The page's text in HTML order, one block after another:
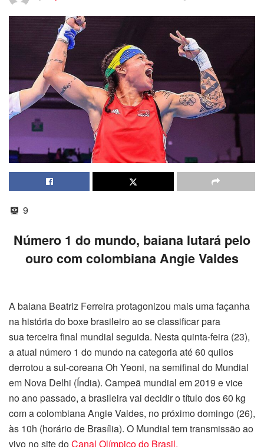
9
Número 1 do mundo, baiana lutará pelo
ouro com colombiana Angie Valdes
A baiana Beatriz Ferreira protagonizou mais uma façanha
na história do boxe brasileiro ao se classificar para
sua terceira final mundial seguida. Nesta quinta-feira (23),
a atual número 1 do mundo na categoria até 60 quilos
derrotou a sul-coreana Oh Yeoni, na semifinal do Mundial
em Nova Delhi (Índia). Campeã mundial em 2019 e vice
no ano passado, a brasileira vai decidir o título dos 60 kg
com a colombiana Angie Valdes, no próximo domingo (26),
às 10h (horário de Brasília). O Mundial tem transmissão ao
vivo no site doCanal Olímpico do Brasil.